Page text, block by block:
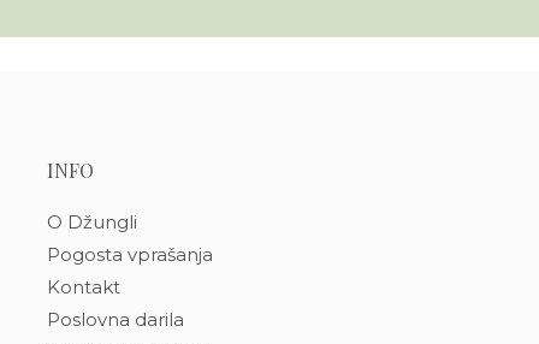
INFO
O Džungli
Pogosta vprašanja
Kontakt
Poslovna darila